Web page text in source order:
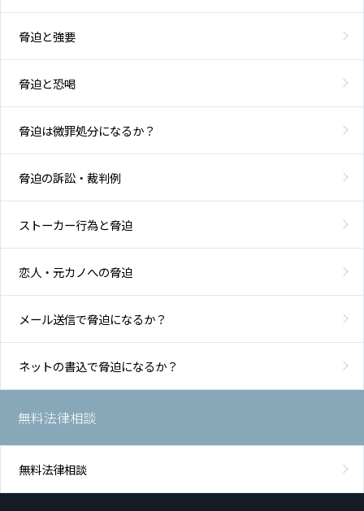
脅迫と強要
脅迫と恐喝
脅迫は微罪処分になるか？
脅迫の訴訟・裁判例
ストーカー行為と脅迫
恋人・元カノへの脅迫
メール送信で脅迫になるか？
ネットの書込で脅迫になるか？
無料法律相談
無料法律相談